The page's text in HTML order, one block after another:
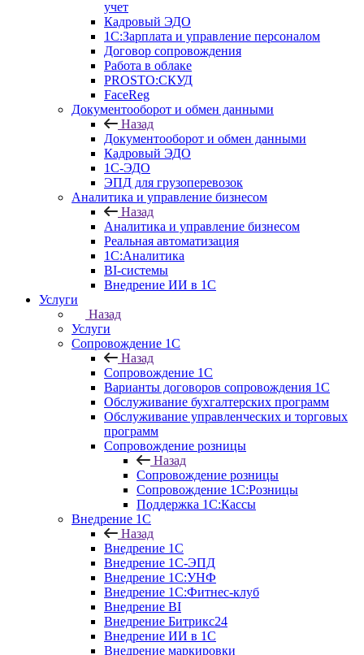
учет
Кадровый ЭДО
1С:Зарплата и управление персоналом
Договор сопровождения
Работа в облаке
PROSTO:СКУД
FaceReg
Документооборот и обмен данными
Назад
Документооборот и обмен данными
Кадровый ЭДО
1С-ЭДО
ЭПД для грузоперевозок
Аналитика и управление бизнесом
Назад
Аналитика и управление бизнесом
Реальная автоматизация
1С:Аналитика
BI-системы
Внедрение ИИ в 1С
Услуги
Назад
Услуги
Сопровождение 1С
Назад
Сопровождение 1С
Варианты договоров сопровождения 1С
Обслуживание бухгалтерских программ
Обслуживание управленческих и торговых
программ
Сопровождение розницы
Назад
Сопровождение розницы
Сопровождение 1С:Розницы
Поддержка 1С:Кассы
Внедрение 1С
Назад
Внедрение 1С
Внедрение 1С-ЭПД
Внедрение 1С:УНФ
Внедрение 1С:Фитнес-клуб
Внедрение BI
Внедрение Битрикс24
Внедрение ИИ в 1С
Внедрение маркировки